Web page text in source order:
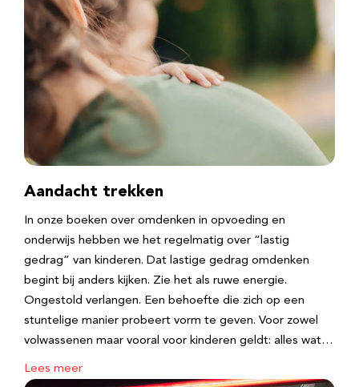
Aandacht trekken
In onze boeken over omdenken in opvoeding en
onderwijs hebben we het regelmatig over “lastig
gedrag” van kinderen. Dat lastige gedrag omdenken
begint bij anders kijken. Zie het als ruwe energie.
Ongestold verlangen. Een behoefte die zich op een
stuntelige manier probeert vorm te geven. Voor zowel
volwassenen maar vooral voor kinderen geldt: alles wat…
Lees meer